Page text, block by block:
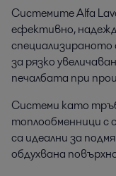
Системите Alfa
ефективно,
специализираното
за рязко
печалбата при
Системи като
топлообменници с
са идеални за
обдухвана